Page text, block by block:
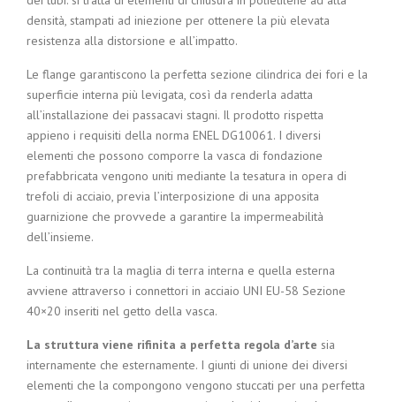
densità, stampati ad iniezione per ottenere la più elevata
resistenza alla distorsione e all’impatto.
Le flange garantiscono la perfetta sezione cilindrica dei fori e la
superficie interna più levigata, così da renderla adatta
all’installazione dei passacavi stagni. Il prodotto rispetta
appieno i requisiti della norma ENEL DG10061. I diversi
elementi che possono comporre la vasca di fondazione
prefabbricata vengono uniti mediante la tesatura in opera di
trefoli di acciaio, previa l’interposizione di una apposita
guarnizione che provvede a garantire la impermeabilità
dell’insieme.
La continuità tra la maglia di terra interna e quella esterna
avviene attraverso i connettori in acciaio UNI EU-58 Sezione
40×20 inseriti nel getto della vasca.
La struttura viene rifinita a perfetta regola d’arte sia
internamente che esternamente. I giunti di unione dei diversi
elementi che la compongono vengono stuccati per una perfetta